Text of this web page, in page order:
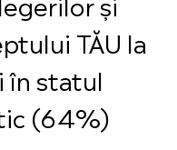
TĂU la
în statul
(64%)